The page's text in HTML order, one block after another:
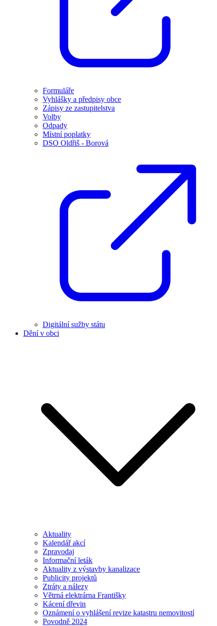
Formuláře
Vyhlášky a předpisy obce
Zápisy ze zastupitelstva
Volby
Odpady
Místní poplatky
DSO Oldřiš - Borová
Digitální sužby státu
Dění v obci
Aktuality
Kalendář akcí
Zpravodaj
Informační leták
Aktuality z výstavby kanalizace
Publicity projektů
Ztráty a nálezy
Větrná elektrárna Františky
Kácení dřevin
Oznámení o vyhlášení revize katastru nemovitostí
Povodně 2024